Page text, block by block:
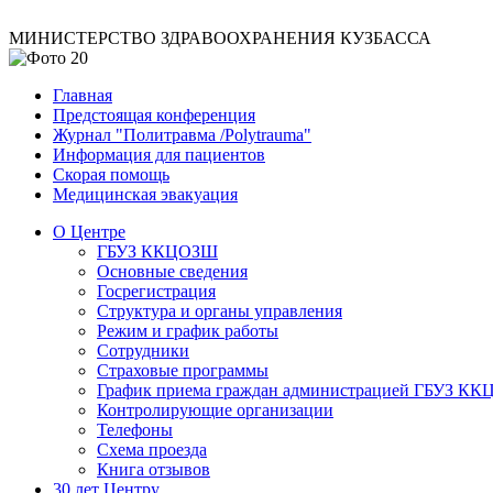
МИНИСТЕРСТВО ЗДРАВООХРАНЕНИЯ КУЗБАССА
Главная
Предстоящая конференция
Журнал "Политравма /Polytrauma"
Информация для пациентов
Скорая помощь
Медицинская эвакуация
О Центре
ГБУЗ ККЦОЗШ
Основные сведения
Госрегистрация
Структура и органы управления
Режим и график работы
Сотрудники
Страховые программы
График приема граждан администрацией ГБУЗ
Контролирующие организации
Телефоны
Схема проезда
Книга отзывов
30 лет Центру